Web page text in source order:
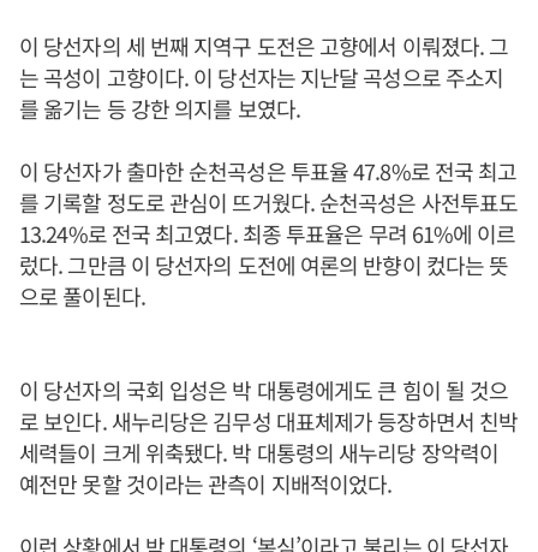
이 당선자의 세 번째 지역구 도전은 고향에서 이뤄졌다. 그
는 곡성이 고향이다. 이 당선자는 지난달 곡성으로 주소지
를 옮기는 등 강한 의지를 보였다.
이 당선자가 출마한 순천곡성은 투표율 47.8%로 전국 최고
를 기록할 정도로 관심이 뜨거웠다. 순천곡성은 사전투표도
13.24%로 전국 최고였다. 최종 투표율은 무려 61%에 이르
렀다. 그만큼 이 당선자의 도전에 여론의 반향이 컸다는 뜻
으로 풀이된다.
이 당선자의 국회 입성은 박 대통령에게도 큰 힘이 될 것으
로 보인다. 새누리당은 김무성 대표체제가 등장하면서 친박
세력들이 크게 위축됐다. 박 대통령의 새누리당 장악력이
예전만 못할 것이라는 관측이 지배적이었다.